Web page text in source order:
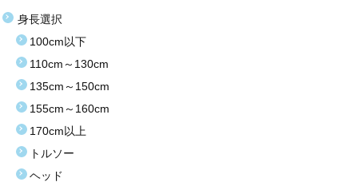
身長選択
100cm以下
110cm～130cm
135cm～150cm
155cm～160cm
170cm以上
トルソー
ヘッド